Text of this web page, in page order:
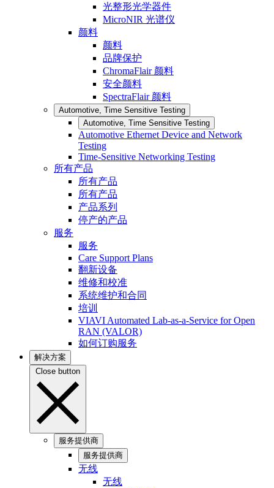
光整形光学器件
MicroNIR 光谱仪
颜料
颜料
品牌保护
ChromaFlair 颜料
安全颜料
SpectraFlair 颜料
Automotive, Time Sensitive Testing
Automotive, Time Sensitive Testing
Automotive Ethernet Device and Network
Testing
Time-Sensitive Networking Testing
所有产品
所有产品
所有产品
产品系列
停产的产品
服务
服务
Care Support Plans
翻新设备
维修和校准
系统维护和合同
培训
VIAVI Automated Lab-as-a-Service for Open
RAN (VALOR)
如何订购服务
解决方案
Close button
服务提供商
服务提供商
无线
无线